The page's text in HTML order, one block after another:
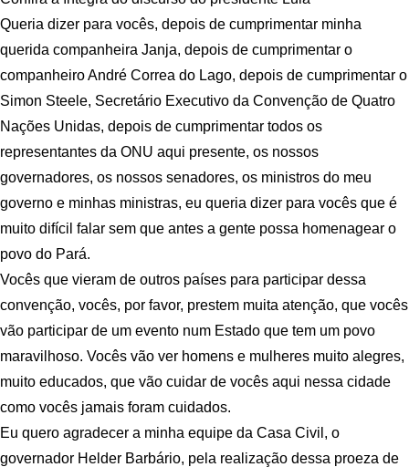
Queria dizer para vocês, depois de cumprimentar minha
querida companheira Janja, depois de cumprimentar o
companheiro André Correa do Lago, depois de cumprimentar o
Simon Steele, Secretário Executivo da Convenção de Quatro
Nações Unidas, depois de cumprimentar todos os
representantes da ONU aqui presente, os nossos
governadores, os nossos senadores, os ministros do meu
governo e minhas ministras, eu queria dizer para vocês que é
muito difícil falar sem que antes a gente possa homenagear o
povo do Pará.
Vocês que vieram de outros países para participar dessa
convenção, vocês, por favor, prestem muita atenção, que vocês
vão participar de um evento num Estado que tem um povo
maravilhoso. Vocês vão ver homens e mulheres muito alegres,
muito educados, que vão cuidar de vocês aqui nessa cidade
como vocês jamais foram cuidados.
Eu quero agradecer a minha equipe da Casa Civil, o
governador Helder Barbário, pela realização dessa proeza de